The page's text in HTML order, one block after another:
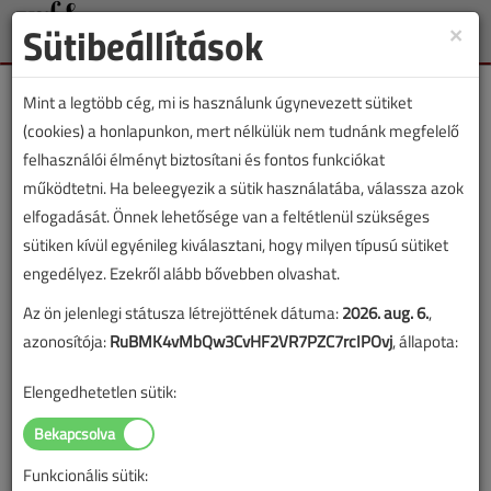
Toggle
Lapszám:
TARTALOM
HKL Klímatechnika
Hőszivattyú vs.
hagyományos fűtésrendszer
Melyiket válaszd?
×
Sütibeállítások
Mint a legtöbb cég, mi is használunk úgynevezett sütiket
(cookies) a honlapunkon, mert nélkülük nem tudnánk megfelelő
felhasználói élményt biztosítani és fontos funkciókat
működtetni. Ha beleegyezik a sütik használatába, válassza azok
elfogadását. Önnek lehetősége van a feltétlenül szükséges
sütiken kívül egyénileg kiválasztani, hogy milyen típusú sütiket
engedélyez. Ezekről alább bővebben olvashat.
Az ön jelenlegi státusza létrejöttének dátuma:2026. aug. 6.,
azonosítója:RuBMK4vMbQw3CvHF2VR7PZC7rcIPOvj, állapota:
Elengedhetetlen sütik:
Funkcionális sütik: